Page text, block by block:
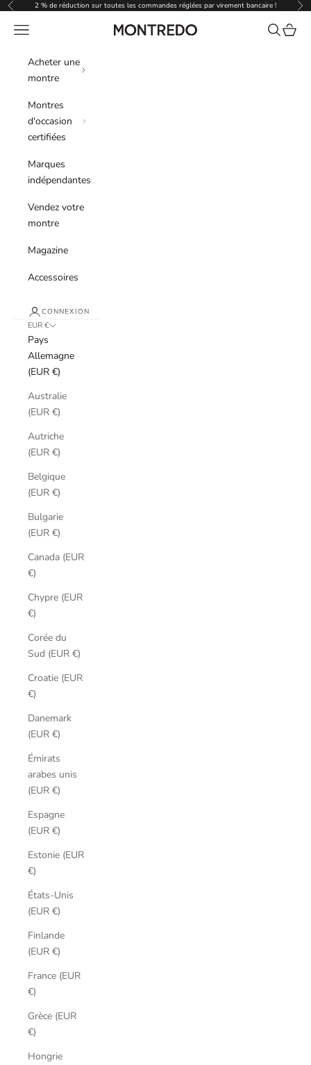
Passer au contenu
Précédent2 % de réduction sur toutes les commandes réglées par virement bancaire !
Montredo
Menu Recherche
Panier
Acheter une
montre
Montres
d'occasion
certifiées
Marques
indépendantes
Vendez votre
montre
Magazine
Accessoires
CONNEXION
EUR €
Pays
Allemagne
(EUR €)
Australie
(EUR €)
Autriche
(EUR €)
Belgique
(EUR €)
Bulgarie
(EUR €)
Canada (EUR
€)
Chypre (EUR
€)
Corée du
Sud (EUR €)
Croatie (EUR
€)
Danemark
(EUR €)
Émirats
arabes unis
(EUR €)
Espagne
(EUR €)
Estonie (EUR
€)
États-Unis
(EUR €)
Finlande
(EUR €)
France (EUR
€)
Grèce (EUR
€)
Hongrie